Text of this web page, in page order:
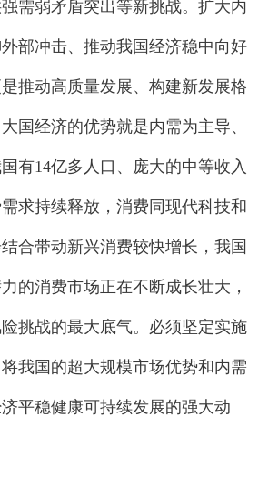
需弱矛盾突出等新挑战。扩大内
部冲击、推动我国经济稳中向好
推动高质量发展、构建新发展格
国经济的优势就是内需为主导、
有14亿多人口、庞大的中等收入
求持续释放，消费同现代科技和
合带动新兴消费较快增长，我国
的消费市场正在不断成长壮大，
挑战的最大底气。必须坚定实施
我国的超大规模市场优势和内需
平稳健康可持续发展的强大动